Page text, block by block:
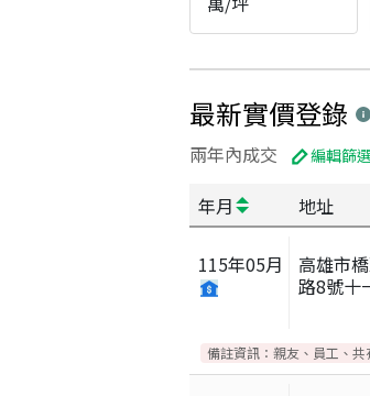
最新實價登錄
兩年內成交 編輯篩
年月 地址
115年05月
高雄市
路8號十
備註資訊： 親友、員工、共